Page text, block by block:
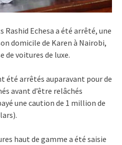
Rashid Echesa a été arrêté, une
domicile de Karen à Nairobi,
de voitures de luxe.
été arrêtés auparavant pour de
avant d’être relâchés
une caution de 1 million de
haut de gamme a été saisie